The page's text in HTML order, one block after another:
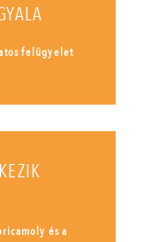
felügyelet
és a